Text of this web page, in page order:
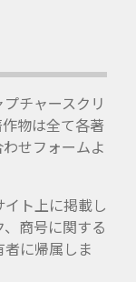
チャースクリ
物は全て各著
せフォームよ
ト上に掲載し
商号に関する
に帰属しま